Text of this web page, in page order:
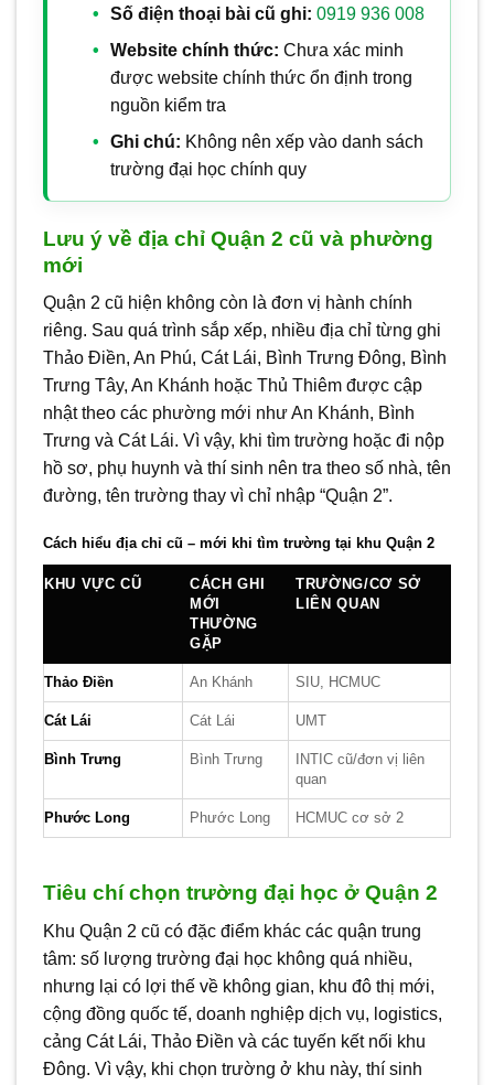
Số điện thoại bài cũ ghi: 0919 936 008
Website chính thức: Chưa xác minh
được website chính thức ổn định trong
nguồn kiểm tra
Ghi chú: Không nên xếp vào danh sách
trường đại học chính quy
Lưu ý về địa chỉ Quận 2 cũ và phường
mới
Quận 2 cũ hiện không còn là đơn vị hành chính
riêng. Sau quá trình sắp xếp, nhiều địa chỉ từng ghi
Thảo Điền, An Phú, Cát Lái, Bình Trưng Đông, Bình
Trưng Tây, An Khánh hoặc Thủ Thiêm được cập
nhật theo các phường mới như An Khánh, Bình
Trưng và Cát Lái. Vì vậy, khi tìm trường hoặc đi nộp
hồ sơ, phụ huynh và thí sinh nên tra theo số nhà, tên
đường, tên trường thay vì chỉ nhập “Quận 2”.
Cách hiểu địa chỉ cũ – mới khi tìm trường tại khu Quận 2
KHU VỰC CŨ
CÁCH GHI
MỚI
THƯỜNG
GẶP
TRƯỜNG/CƠ SỞ
LIÊN QUAN
Thảo Điền An Khánh SIU, HCMUC
Cát Lái Cát Lái UMT
Bình Trưng Bình Trưng
INTIC cũ/đơn vị liên
quan
Phước Long Phước Long HCMUC cơ sở 2
Tiêu chí chọn trường đại học ở Quận 2
Khu Quận 2 cũ có đặc điểm khác các quận trung
tâm: số lượng trường đại học không quá nhiều,
nhưng lại có lợi thế về không gian, khu đô thị mới,
cộng đồng quốc tế, doanh nghiệp dịch vụ, logistics,
cảng Cát Lái, Thảo Điền và các tuyến kết nối khu
Đông. Vì vậy, khi chọn trường ở khu này, thí sinh